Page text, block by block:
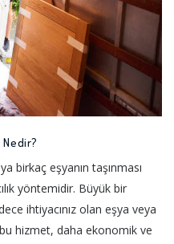
Nedir?
birkaç eşyanın taşınması
yöntemidir. Büyük bir
ihtiyacınız olan eşya veya
hizmet, daha ekonomik ve